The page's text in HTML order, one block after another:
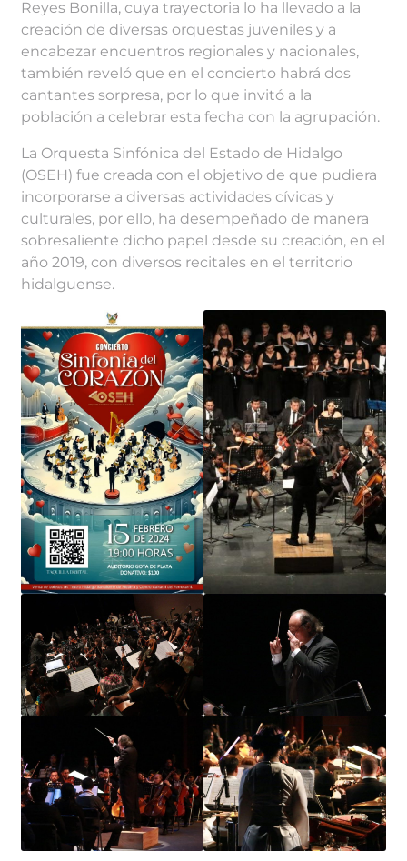
Reyes Bonilla, cuya trayectoria lo ha llevado a la
creación de diversas orquestas juveniles y a
encabezar encuentros regionales y nacionales,
también reveló que en el concierto habrá dos
cantantes sorpresa, por lo que invitó a la
población a celebrar esta fecha con la agrupación.
La Orquesta Sinfónica del Estado de Hidalgo
(OSEH) fue creada con el objetivo de que pudiera
incorporarse a diversas actividades cívicas y
culturales, por ello, ha desempeñado de manera
sobresaliente dicho papel desde su creación, en el
año 2019, con diversos recitales en el territorio
hidalguense.